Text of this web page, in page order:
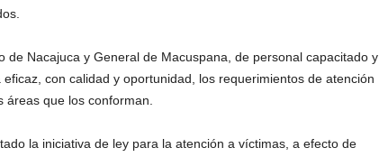
de Nacajuca y General de Macuspana, de personal capacitado y
con calidad y oportunidad, los requerimientos de atención
que los conforman.
la iniciativa de ley para la atención a víctimas, a efecto de